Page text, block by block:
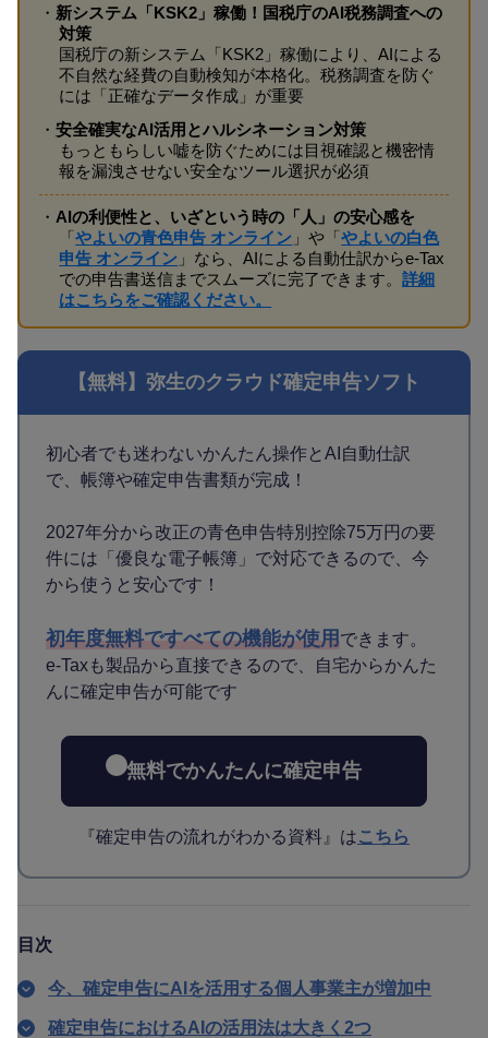
・ 新システム「KSK2」稼働！国税庁のAI税務調査への
対策
国税庁の新システム「KSK2」稼働により、AIによる
不自然な経費の自動検知が本格化。税務調査を防ぐ
には「正確なデータ作成」が重要
・ 安全確実なAI活用とハルシネーション対策
もっともらしい嘘を防ぐためには目視確認と機密情
報を漏洩させない安全なツール選択が必須
・ AIの利便性と、いざという時の「人」の安心感を
「やよいの青色申告 オンライン 」や「やよいの白色
申告 オンライン 」なら、AIによる自動仕訳からe-Tax
での申告書送信までスムーズに完了できます。詳細
はこちらをご確認ください。
【無料】弥生のクラウド確定申告ソフト
初心者でも迷わないかんたん操作とAI自動仕訳
で、帳簿や確定申告書類が完成！
2027年分から改正の青色申告特別控除75万円の要
件には「優良な電子帳簿」で対応できるので、今
から使うと安心です！
初年度無料ですべての機能が使用 できます。
e-Taxも製品から直接できるので、自宅からかんた
んに確定申告が可能です
無料でかんたんに確定申告
『確定申告の流れがわかる資料』はこちら
目次
今、確定申告にAIを活用する個人事業主が増加中
確定申告におけるAIの活用法は大きく2つ